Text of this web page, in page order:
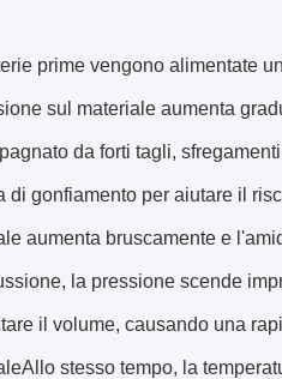
prime vengono alimentate
sul materiale aumenta
da forti tagli,
di gonfiamento per aiutare il
aumenta bruscamente e
la pressione scende
il volume, causando una
stesso tempo, la